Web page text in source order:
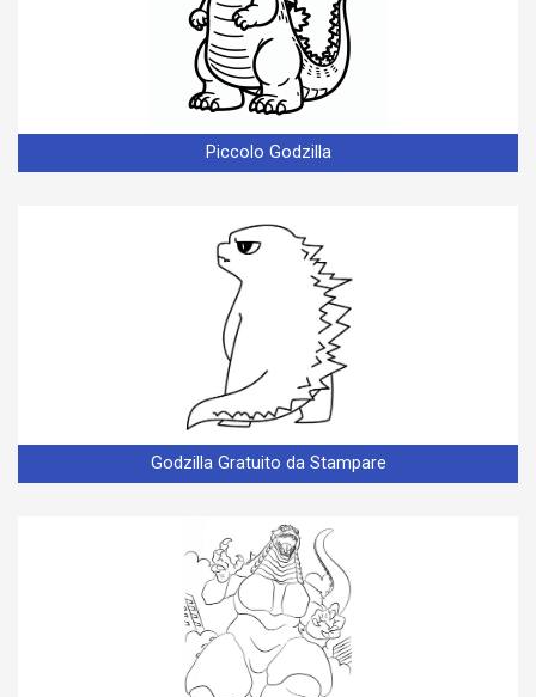
Piccolo Godzilla
Godzilla Gratuito da Stampare